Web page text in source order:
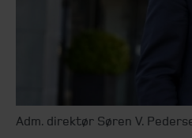
Adm. direktør Søren V.